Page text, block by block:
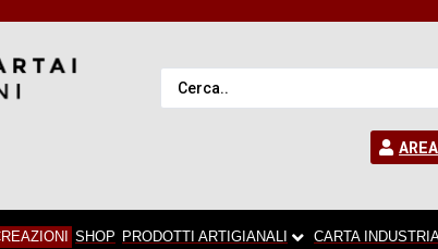
SHOP PRODOTTI ARTIGIANALI CARTA